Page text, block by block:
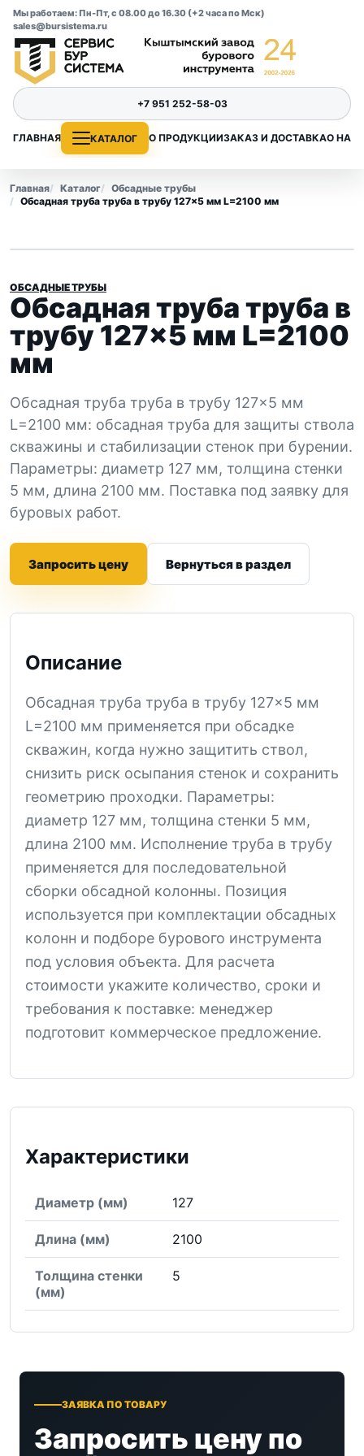
Мы работаем: Пн-Пт, с 08.00 до 16.30 (+2 часа по Мск)
sales@bursistema.ru
ГЛАВНАЯ КАТАЛОГ О ПРОДУКЦИИЗАКАЗ И ДОСТАВКАО НАС
+7 951 252-58-03
Главная Каталог
Обсадные трубы
Обсадная труба труба в трубу 127×5 мм L=2100 мм
ОБСАДНЫЕ ТРУБЫ
Обсадная труба труба в
трубу 127×5 мм L=2100
мм
Обсадная труба труба в трубу 127×5 мм
L=2100 мм: обсадная труба для защиты ствола
скважины и стабилизации стенок при бурении.
Параметры: диаметр 127 мм, толщина стенки
5 мм, длина 2100 мм. Поставка под заявку для
буровых работ.
Запросить цену Вернуться в раздел
Описание
Обсадная труба труба в трубу 127×5 мм
L=2100 мм применяется при обсадке
скважин, когда нужно защитить ствол,
снизить риск осыпания стенок и сохранить
геометрию проходки. Параметры:
диаметр 127 мм, толщина стенки 5 мм,
длина 2100 мм. Исполнение труба в трубу
применяется для последовательной
сборки обсадной колонны. Позиция
используется при комплектации обсадных
колонн и подборе бурового инструмента
под условия объекта. Для расчета
стоимости укажите количество, сроки и
требования к поставке: менеджер
подготовит коммерческое предложение.
Характеристики
Диаметр (мм) 127
Длина (мм) 2100
Толщина стенки
(мм)
5
ЗАЯВКА ПО ТОВАРУ
Запросить цену по